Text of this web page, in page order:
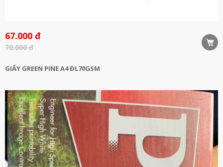
67.000 đ
70.000 đ
GIẤY GREEN PINE A4 ĐL70GSM